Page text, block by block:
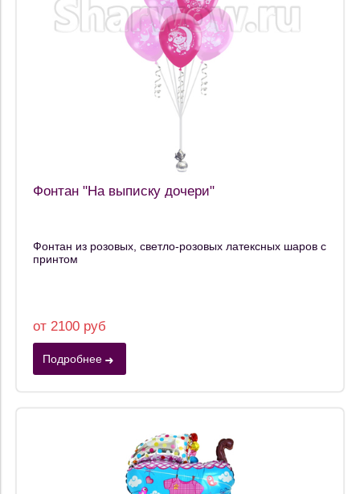
Фонтан "На выписку дочери"
Фонтан из розовых, светло-розовых латексных шаров с
принтом
от 2100 руб
Подробнее